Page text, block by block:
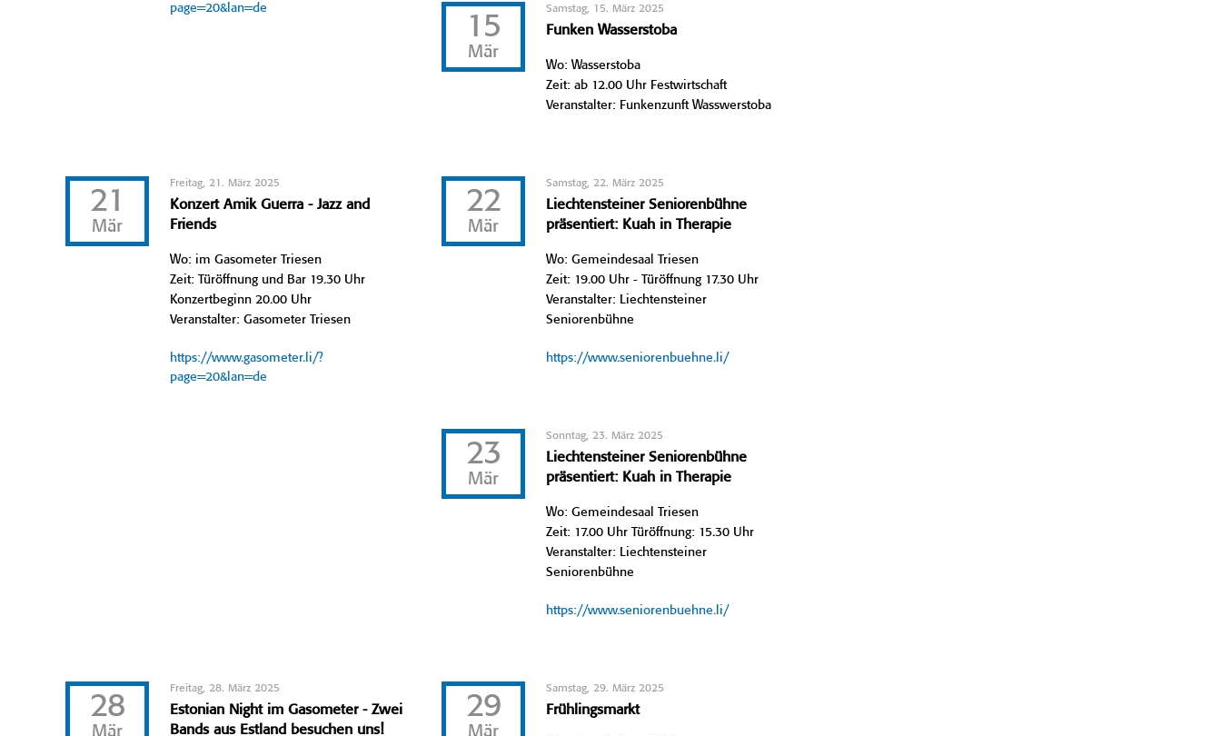
page=20&lan=de
15
Mär
Samstag, 15. März 2025
Funken Wasserstoba
Wo: Wasserstoba
Zeit: ab 12.00 Uhr Festwirtschaft
Veranstalter: Funkenzunft Wasswerstoba
21
Mär
Freitag, 21. März 2025
Konzert Amik Guerra - Jazz and
Friends
Wo: im Gasometer Triesen
Zeit: Türöffnung und Bar 19.30 Uhr
Konzertbeginn 20.00 Uhr
Veranstalter: Gasometer Triesen
https://www.gasometer.li/?
page=20&lan=de
22
Mär
Samstag, 22. März 2025
Liechtensteiner Seniorenbühne
präsentiert: Kuah in Therapie
Wo: Gemeindesaal Triesen
Zeit: 19.00 Uhr - Türöffnung 17.30 Uhr
Veranstalter: Liechtensteiner
Seniorenbühne
https://www.seniorenbuehne.li/
23
Mär
Sonntag, 23. März 2025
Liechtensteiner Seniorenbühne
präsentiert: Kuah in Therapie
Wo: Gemeindesaal Triesen
Zeit: 17.00 Uhr Türöffnung: 15.30 Uhr
Veranstalter: Liechtensteiner
Seniorenbühne
https://www.seniorenbuehne.li/
28
Mär
Freitag, 28. März 2025
Estonian Night im Gasometer - Zwei
Bands aus Estland besuchen uns!
29
Mär
Samstag, 29. März 2025
Frühlingsmarkt